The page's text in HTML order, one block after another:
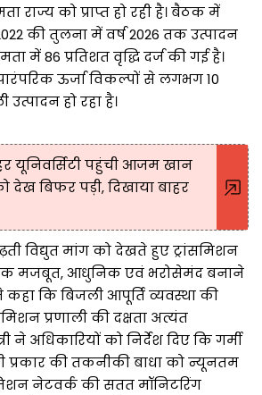
राज्य को प्राप्त हो रही है। बैठक में
की तुलना में वर्ष 2026 तक उत्पादन
में 86 प्रतिशत वृद्धि दर्ज की गई है।
ऊर्जा विकल्पों से लगभग 10
हो रहा है।
यूनिवर्सिटी पहुंची आजम खान
देख बिफर पड़ी, दिखाया बाहर
विद्युत मांग को देखते हुए ट्रांसमिशन
मजबूत, आधुनिक एवं भरोसेमंद बनाने
कहा कि बिजली आपूर्ति व्यवस्था की
प्रणाली की दक्षता अत्यंत
ने अधिकारियों को निर्देश दिए कि गर्मी
की तकनीकी बाधा को न्यूनतम
नेटवर्क की सतत मॉनिटरिंग